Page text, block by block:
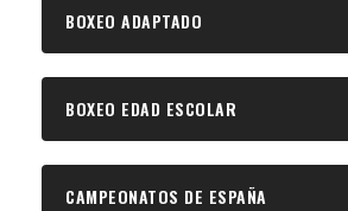
BOXEO ADAPTADO
BOXEO EDAD ESCOLAR
CAMPEONATOS DE ESPAÑA